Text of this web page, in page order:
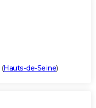
(Hauts-de-Seine)